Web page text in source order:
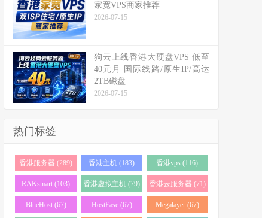
家宽VPS商家推荐
2026-07-15
狗云上线香港大硬盘VPS 低至
40元月 国际线路/原生IP/高达
2TB磁盘
2026-07-15
热门标签
香港服务器 (289) 香港主机 (183) 香港vps (116)
RAKsmart (103) 香港虚拟主机 (79) 香港云服务器 (71)
BlueHost (67) HostEase (67) Megalayer (67)